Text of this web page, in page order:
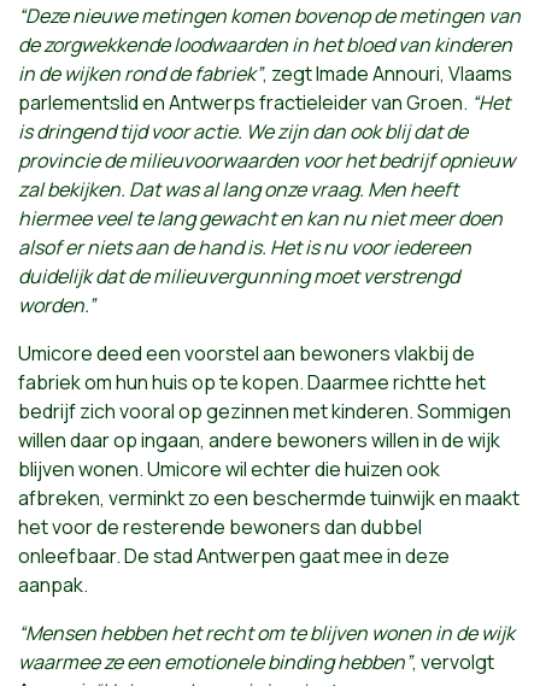
“Deze nieuwe metingen komen bovenop de metingen van
de zorgwekkende loodwaarden in het bloed van kinderen
in de wijken rond de fabriek”, zegt Imade Annouri, Vlaams
parlementslid en Antwerps fractieleider van Groen. “Het
is dringend tijd voor actie. We zijn dan ook blij dat de
provincie de milieuvoorwaarden voor het bedrijf opnieuw
zal bekijken. Dat was al lang onze vraag. Men heeft
hiermee veel te lang gewacht en kan nu niet meer doen
alsof er niets aan de hand is. Het is nu voor iedereen
duidelijk dat de milieuvergunning moet verstrengd
worden.”
Umicore deed een voorstel aan bewoners vlakbij de
fabriek om hun huis op te kopen. Daarmee richtte het
bedrijf zich vooral op gezinnen met kinderen. Sommigen
willen daar op ingaan, andere bewoners willen in de wijk
blijven wonen. Umicore wil echter die huizen ook
afbreken, verminkt zo een beschermde tuinwijk en maakt
het voor de resterende bewoners dan dubbel
onleefbaar. De stad Antwerpen gaat mee in deze
aanpak.
“Mensen hebben het recht om te blijven wonen in de wijk
waarmee ze een emotionele binding hebben”, vervolgt